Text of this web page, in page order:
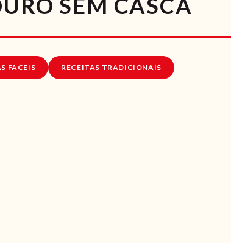
VÍDEOS
SEM CASCA
FACEIS RECEITAS TRADICIONAIS